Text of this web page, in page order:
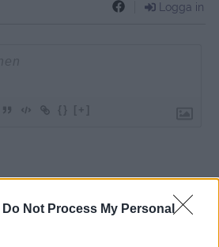
Do Not Process My Personal
Logga in
{} [+]